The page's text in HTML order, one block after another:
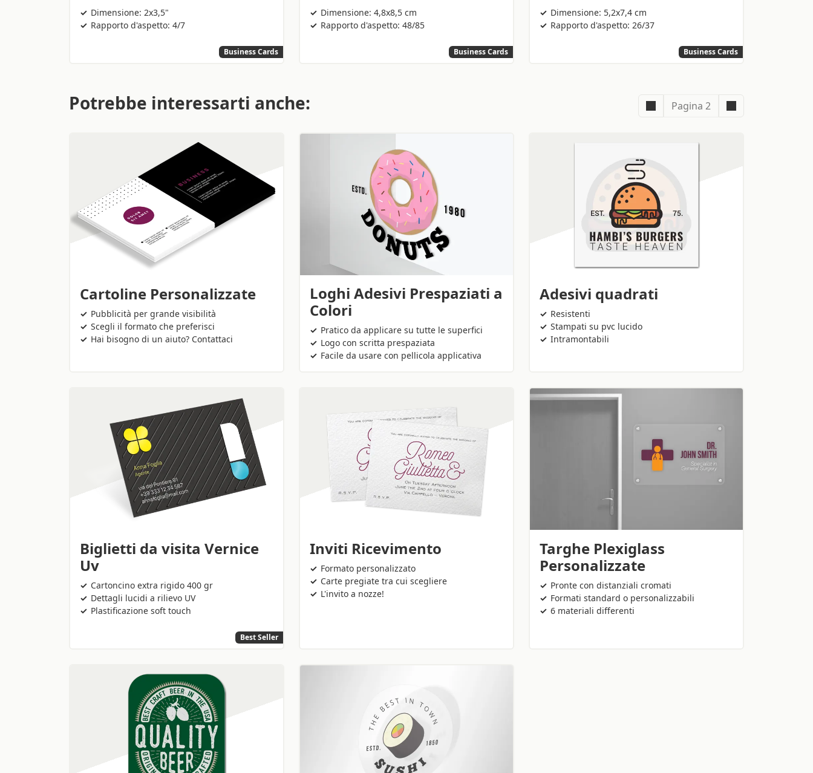
Dimensione: 2x3,5"
Rapporto d'aspetto: 4/7
Business Cards
Dimensione: 4,8x8,5 cm
Rapporto d'aspetto: 48/85
Business Cards
Dimensione: 5,2x7,4 cm
Rapporto d'aspetto: 26/37
Business Cards
Potrebbe interessarti anche: Pagina 2
Cartoline Personalizzate
Pubblicità per grande visibilità
Scegli il formato che preferisci
Hai bisogno di un aiuto? Contattaci
Loghi Adesivi Prespaziati a
Colori
Pratico da applicare su tutte le superfici
Logo con scritta prespaziata
Facile da usare con pellicola applicativa
Adesivi quadrati
Resistenti
Stampati su pvc lucido
Intramontabili
Biglietti da visita Vernice
Uv
Cartoncino extra rigido 400 gr
Dettagli lucidi a rilievo UV
Plastificazione soft touch
Best Seller
Inviti Ricevimento
Formato personalizzato
Carte pregiate tra cui scegliere
L'invito a nozze!
Targhe Plexiglass
Personalizzate
Pronte con distanziali cromati
Formati standard o personalizzabili
6 materiali differenti